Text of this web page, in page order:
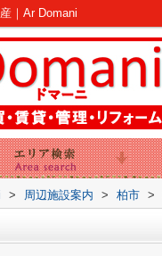
｜Ar Domani
> 周辺施設案内 > 柏市 >